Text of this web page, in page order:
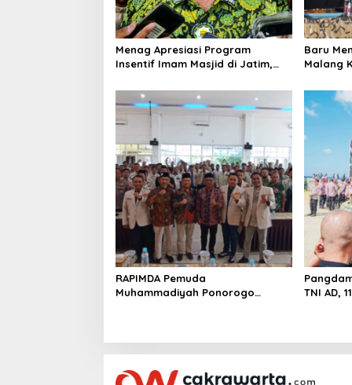
i
o
n
Menag Apresiasi Program
Insentif Imam Masjid di Jatim,
Baru
Malang
RAPIMDA Pemuda
Muhammadiyah Ponorogo
TNI AD,